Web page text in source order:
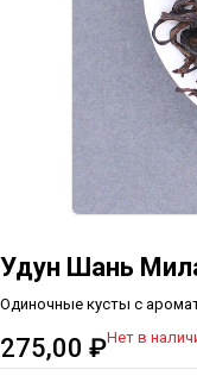
Удун Шань
Одиночные кусты с
275,00 ₽Нет в